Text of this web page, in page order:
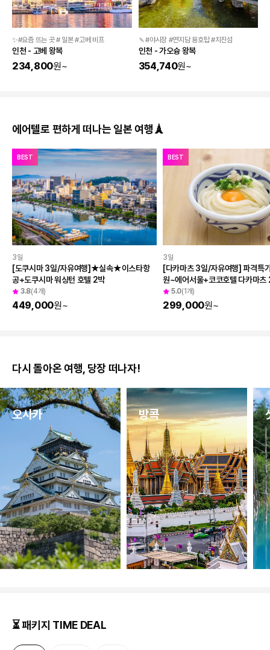
✨#요즘 뜨는 곳 # 일본 #고베 비프
인천 - 고베 왕복
234,800원~
🍡#야시장 #연지담 용호탑 #치진섬
인천 - 가오슝 왕복
354,740원~
에어텔로 편하게 떠나는 일본 여행🗼
BEST
3일
[도쿠시마 3일/자유여행]★실속★이스타항
공+도쿠시마 워싱턴 호텔 2박
3.8(4개)
449,000원~
BEST
3일
[다카마츠 3일/자유여행] 파격
원~에어서울+코코호텔 다카마츠
5.0(1개)
299,000원~
다시 돌아온 여행, 당장 떠나자!
오사카 방콕
⏳ 패키지 TIME DEAL